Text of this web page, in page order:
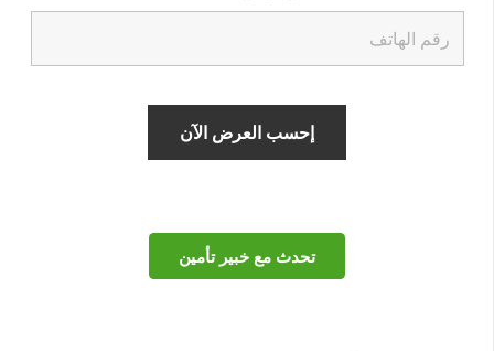
تحدث مع خبير تأمين